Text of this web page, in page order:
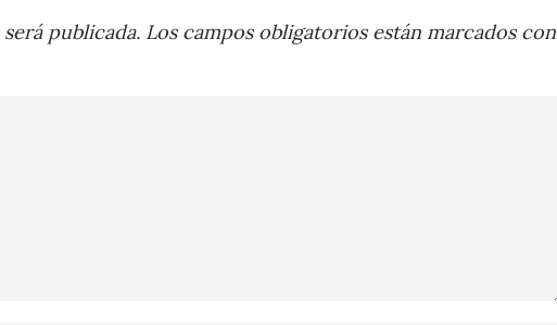
publicada. Los campos obligatorios están marcados con